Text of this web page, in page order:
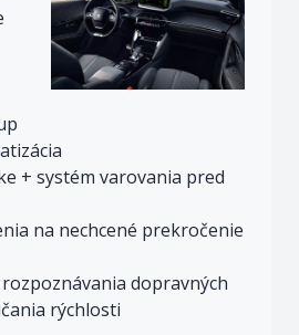
+ systém varovania pred
na nechcené prekročenie
dopravných
rýchlosti